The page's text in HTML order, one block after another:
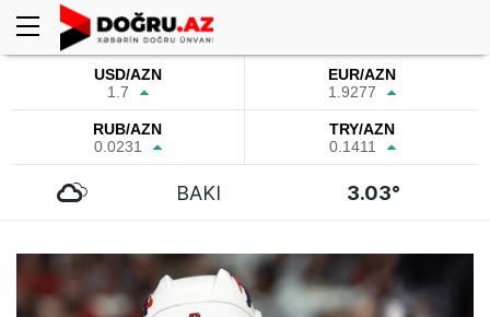
USD/AZN
1.7
EUR/AZN
1.9277
RUB/AZN
0.0231
TRY/AZN
0.1411
BAKI 3.03°